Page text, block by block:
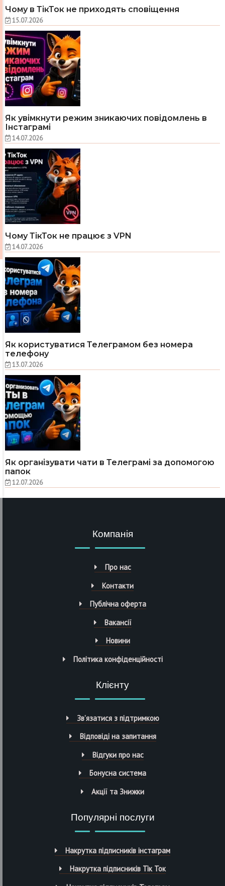
Чому в ТікТок не приходять сповіщення
15.07.2026
Як увімкнути режим зникаючих повідомлень в
Інстаграмі
14.07.2026
Чому ТікТок не працює з VPN
14.07.2026
Як користуватися Телеграмом без номера
телефону
13.07.2026
Як організувати чати в Телеграмі за допомогою
папок
12.07.2026
Компанія
Про нас
Контакти
Публічна оферта
Вакансії
Новини
Політика конфіденційності
Клієнту
Зв’язатися з підтримкою
Відповіді на запитання
Відгуки про нас
Бонусна система
Акції та Знижки
Популярні послуги
Накрутка підписників інстаграм
Накрутка підписників Тік Ток